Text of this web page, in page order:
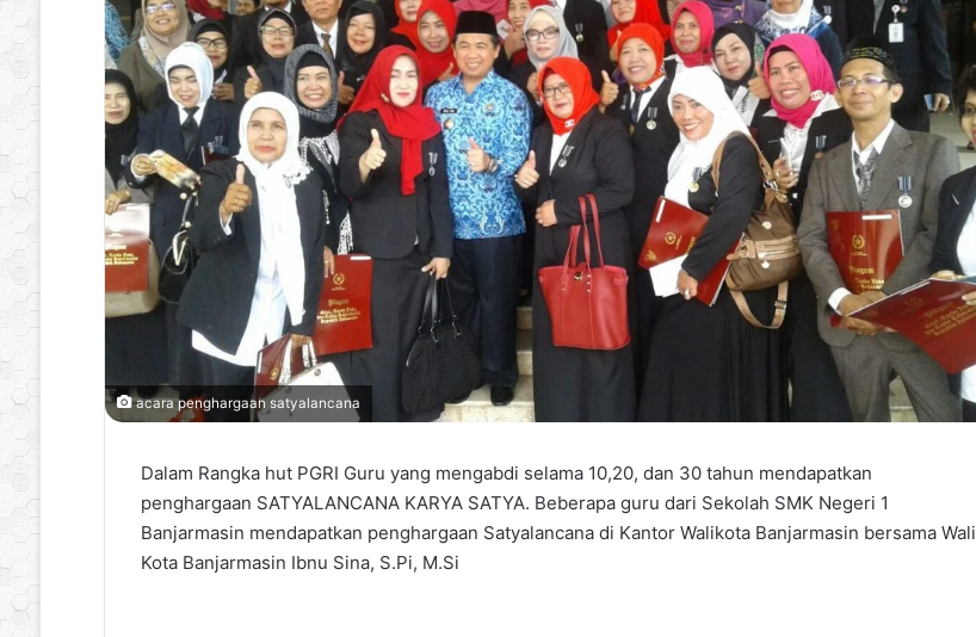
acara penghargaan satyalancana
Dalam Rangka hut PGRI Guru yang mengabdi selama 10,20, dan 30 tahun mendapatkan
penghargaan SATYALANCANA KARYA SATYA. Beberapa guru dari Sekolah SMK Negeri 1
Banjarmasin mendapatkan penghargaan Satyalancana di Kantor Walikota Banjarmasin bersama Wali
Kota Banjarmasin Ibnu Sina, S.Pi, M.Si